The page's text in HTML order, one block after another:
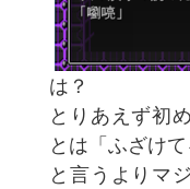
は？
とりあえず初
とは「ふざけて
と言うよりマ